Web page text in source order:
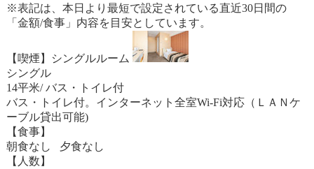
※表記は、本日より最短で設定されている直近30日間の
「金額/食事」内容を目安としています。
【喫煙】シングルルーム
シングル
14平米/ バス・トイレ付
バス・トイレ付。インターネット全室Wi-Fi対応（ＬＡＮケ
ーブル貸出可能)
【食事】
朝食なし 夕食なし
【人数】